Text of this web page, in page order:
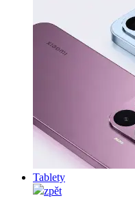
Tablety
zpět